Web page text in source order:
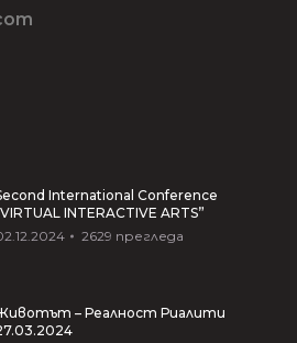
International Conference
INTERACTIVE ARTS”
2629 прегледа
– Реалност Риалити